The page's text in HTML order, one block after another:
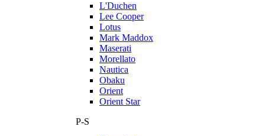
L'Duchen
Lee Cooper
Lotus
Mark Maddox
Maserati
Morellato
Nautica
Obaku
Orient
Orient Star
P-S